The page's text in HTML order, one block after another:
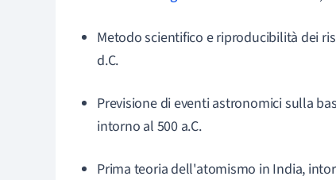
Metodo scientifico e riproducibilità dei
d.C.
Previsione di eventi astronomici sulla
intorno al 500 a.C.
Prima teoria dell'atomismo in India,